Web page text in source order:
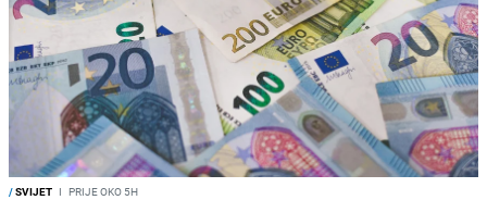
/SVIJET I PRIJE OKO 5H